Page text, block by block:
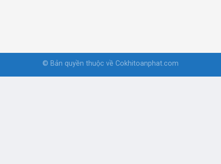
© Bản quyền thuộc về Cokhitoanphat.com